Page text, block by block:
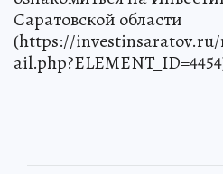
Саратовской области
(https://